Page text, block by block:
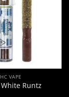
VAPE
Runtz